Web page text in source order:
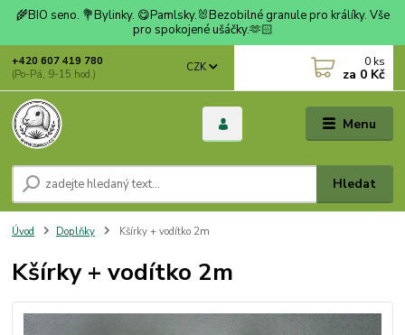
🌾BIO seno. 💐Bylinky. 😋Pamlsky.🐰Bezobilné granule pro králíky. Vše
pro spokojené ušáčky.🫶🏻
Menu
CZK
Hledat
+420 607 419 780
(Po-Pá, 9-15 hod.)
0 ks
za 0 Kč
Úvod Doplňky Kšírky + vodítko 2m
Kšírky + vodítko 2m